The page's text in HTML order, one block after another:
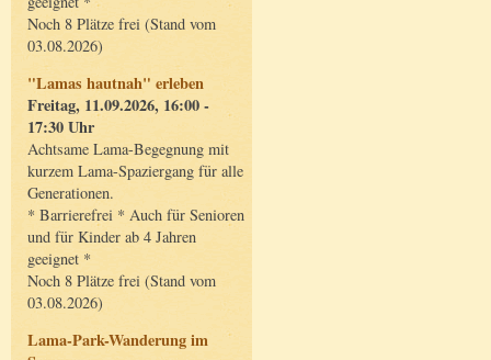
Noch 8 Plätze frei (Stand vom
03.08.2026)
"Lamas hautnah" erleben
Freitag, 11.09.2026, 16:00 -
17:30 Uhr
Achtsame Lama-Begegnung mit
kurzem Lama-Spaziergang für alle
Generationen.
* Barrierefrei * Auch für Senioren
und für Kinder ab 4 Jahren
geeignet *
Noch 8 Plätze frei (Stand vom
03.08.2026)
Lama-Park-Wanderung im